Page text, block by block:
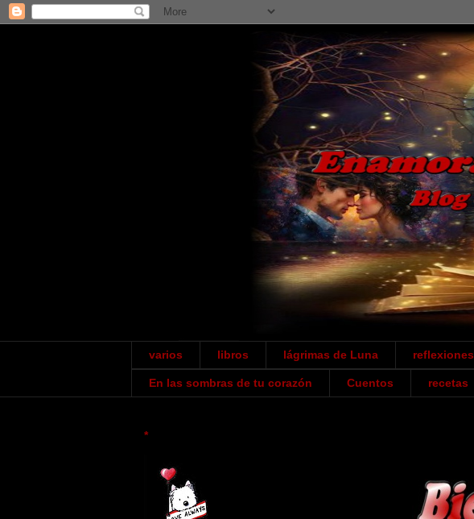
varios libros lágrimas de Luna reflexiones
En las sombras de tu corazón Cuentos recetas
*